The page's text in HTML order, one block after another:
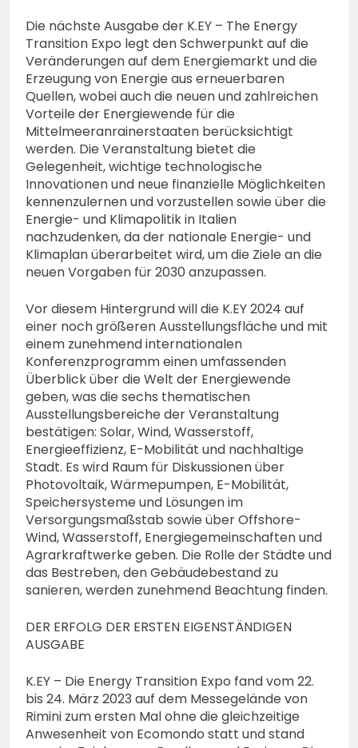
Die nächste Ausgabe der K.EY – The Energy
Transition Expo legt den Schwerpunkt auf die
Veränderungen auf dem Energiemarkt und die
Erzeugung von Energie aus erneuerbaren
Quellen, wobei auch die neuen und zahlreichen
Vorteile der Energiewende für die
Mittelmeeranrainerstaaten berücksichtigt
werden. Die Veranstaltung bietet die
Gelegenheit, wichtige technologische
Innovationen und neue finanzielle Möglichkeiten
kennenzulernen und vorzustellen sowie über die
Energie- und Klimapolitik in Italien
nachzudenken, da der nationale Energie- und
Klimaplan überarbeitet wird, um die Ziele an die
neuen Vorgaben für 2030 anzupassen.
Vor diesem Hintergrund will die K.EY 2024 auf
einer noch größeren Ausstellungsfläche und mit
einem zunehmend internationalen
Konferenzprogramm einen umfassenden
Überblick über die Welt der Energiewende
geben, was die sechs thematischen
Ausstellungsbereiche der Veranstaltung
bestätigen: Solar, Wind, Wasserstoff,
Energieeffizienz, E-Mobilität und nachhaltige
Stadt. Es wird Raum für Diskussionen über
Photovoltaik, Wärmepumpen, E-Mobilität,
Speichersysteme und Lösungen im
Versorgungsmaßstab sowie über Offshore-
Wind, Wasserstoff, Energiegemeinschaften und
Agrarkraftwerke geben. Die Rolle der Städte und
das Bestreben, den Gebäudebestand zu
sanieren, werden zunehmend Beachtung finden.
DER ERFOLG DER ERSTEN EIGENSTÄNDIGEN
AUSGABE
K.EY – Die Energy Transition Expo fand vom 22.
bis 24. März 2023 auf dem Messegelände von
Rimini zum ersten Mal ohne die gleichzeitige
Anwesenheit von Ecomondo statt und stand